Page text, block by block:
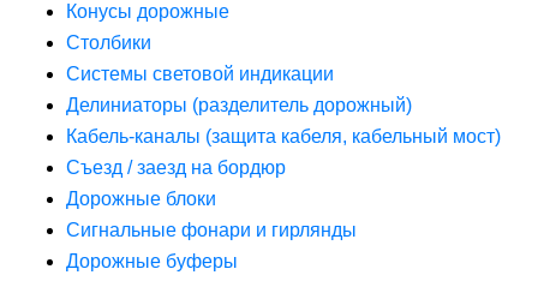
Конусы дорожные
Столбики
Системы световой индикации
Делиниаторы (разделитель дорожный)
Кабель-каналы (защита кабеля, кабельный мост)
Съезд / заезд на бордюр
Дорожные блоки
Сигнальные фонари и гирлянды
Дорожные буферы